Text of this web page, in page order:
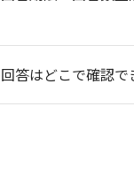
答はどこで確認で